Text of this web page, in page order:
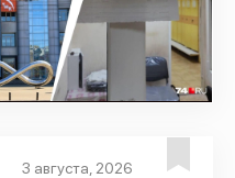
3 августа, 2026